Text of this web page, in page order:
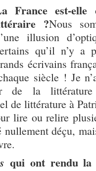
France est-elle
?Nous
illusion
qu’il n’y a
écrivains
siècle ! Je
de la
de littérature à
lire ou relire
nullement déçu,
qui ont rendu